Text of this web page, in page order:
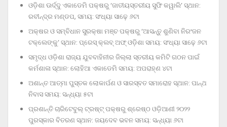
ଓଡ଼ିଶା ଊର୍ଦ୍ଦୁ ଏକାଡେମି ପକ୍ଷରୁ ‘ଜାତୀୟସ୍ତରୀୟ ସୁଫି କୱାଲି’ ସ୍ଥାନ:
ରବୀନ୍ଦ୍ର ମଣ୍ଡପ, ସମୟ: ସଂଧ୍ୟା ସାଢ଼େ ୬ଟା
ଅକ୍ଷର ଓ ସମ୍ବିଧାନ ସୁରକ୍ଷା ମଞ୍ଚ ପକ୍ଷରୁ ‘ଆସନ୍ତୁ ଶୁଣିବା ନିରଂଜନ
ଟକ୍‌ଲେଙ୍କୁ’ ସ୍ଥାନ: ପ୍ରେସ୍‌ କ୍ଲବ୍‌ ଅଫ୍‌ ଓଡ଼ିଶା ସମୟ: ସଂଧ୍ୟା ସାଢ଼େ ୬ଟା
ସମୃଦ୍ଧ ଓଡ଼ିଶା ରାଜ୍ୟ ଯୁବବାହିନୀର ଜିଲ୍ଲା ସ୍ତରୀୟ କମିଟି ଗଠନ ପାଇଁ
କର୍ମଶାଳା ସ୍ଥାନ: ଲୋହିଆ ଏକାଡେମି ସମୟ: ଅପରାହ୍‌ଣ ୪ଟା
ଅଶାନ୍ତ ଆତ୍ମା ପୁସ୍ତକ ଲୋକାର୍ପଣ ଓ ସାରସ୍ବତ ସମାରୋହ ସ୍ଥାନ: ପାନ୍ଥ
ନିବାସ ସମୟ: ସନ୍ଧ୍ୟା ୫ଟା
ପ୍ରଶାନ୍ତି ଚାରିଟେବୁଲ୍‌ ଟ୍ରଷ୍ଟ୍‌ ପକ୍ଷରୁ ଶ୍ରେଷ୍ଠ ଓଡ଼ିଆଣୀ ୨୦୨୨
ପୁରସ୍କାର ବିତରଣ ସ୍ଥାନ: ଜୟଦେବ ଭବନ ସମୟ: ସନ୍ଧ୍ୟା ୬ଟା